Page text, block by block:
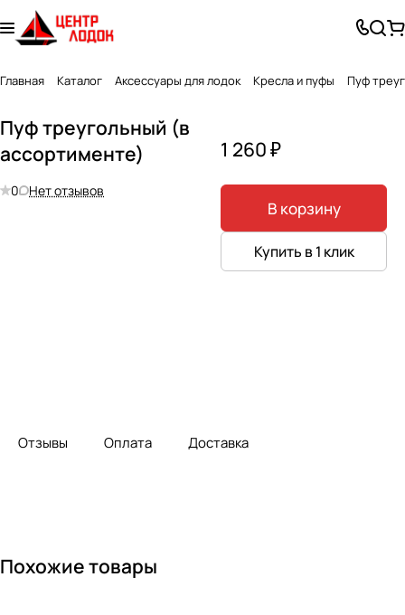
Главная Каталог Аксессуары для лодок Кресла и пуфы Пуф
Пуф треугольный (в
ассортименте)
0 Нет отзывов
1 260 ₽
В корзину
Купить в 1 клик
Отзывы Оплата Доставка
Похожие товары